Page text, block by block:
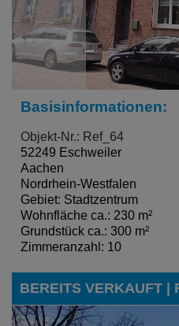
Basisinformationen:
Objekt-Nr.: Ref_64
52249 Eschweiler
Aachen
Nordrhein-Westfalen
Gebiet: Stadtzentrum
Wohnfläche ca.: 230 m²
Grundstück ca.: 300 m²
Zimmeranzahl: 10